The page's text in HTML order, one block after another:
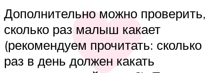
Дополнительно можно проверить,
сколько раз малыш какает
(рекомендуем прочитать: сколько
раз в день должен какать